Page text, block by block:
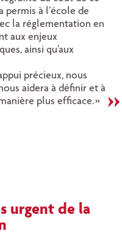
permis à l’école de
la réglementation en
aux enjeux
ainsi qu’aux
précieux, nous
aidera à définir et à
plus efficace. »
urgent de la